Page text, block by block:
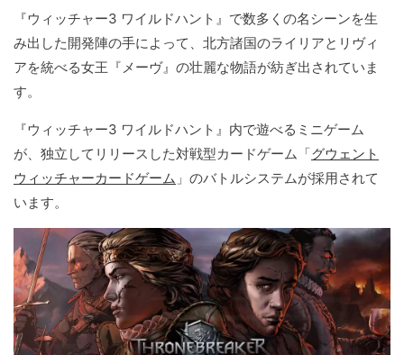
『ウィッチャー3 ワイルドハント』で数多くの名シーンを生
み出した開発陣の手によって、北方諸国のライリアとリヴィ
アを統べる女王『メーヴ』の壮麗な物語が紡ぎ出されていま
す。
『ウィッチャー3 ワイルドハント』内で遊べるミニゲーム
が、独立してリリースした対戦型カードゲーム「グウェント
ウィッチャーカードゲーム 」のバトルシステムが採用されて
います。